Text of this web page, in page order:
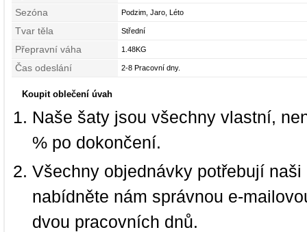
Sezóna Podzim, Jaro, Léto
Tvar těla Střední
Přepravní váha 1.48KG
Čas odeslání 2-8 Pracovní dny.
Koupit oblečení úvah
Naše šaty jsou všechny vlastní,
% po dokončení.
Všechny objednávky potřebují
nabídněte nám správnou e-
dvou pracovních dnů.